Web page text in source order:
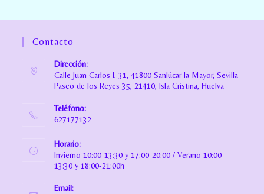
Contacto
Dirección:
Calle Juan Carlos I, 31, 41800 Sanlúcar la Mayor, Sevilla
Paseo de los Reyes 35, 21410, Isla Cristina, Huelva
Teléfono:
627177132
Horario:
Invierno 10:00-13:30 y 17:00-20:00 / Verano 10:00-
13:30 y 18:00-21:00h
Email: